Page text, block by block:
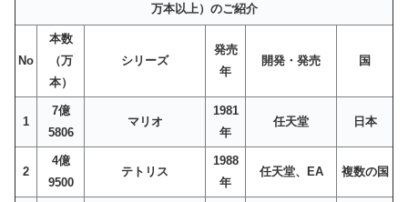
万本以上）のご紹介
No
本数
（万
本）
シリーズ
発売
年
開発・発売 国
1
7億
5806
マリオ
1981
年
任天堂 日本
2
4億
9500
テトリス
1988
年
任天堂、EA 複数の国